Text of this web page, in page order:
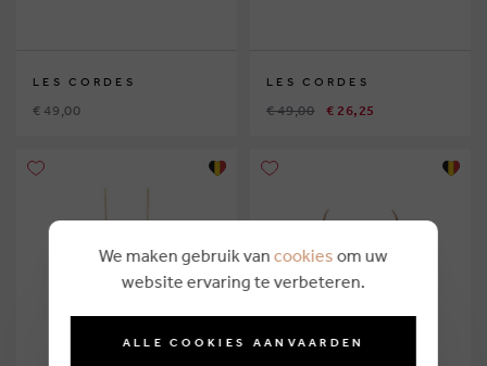
LES CORDES
€ 49,00
LES CORDES
€ 49,00 € 26,25
We maken gebruik van cookies om uw
website ervaring te verbeteren.
ALLE COOKIES AANVAARDEN